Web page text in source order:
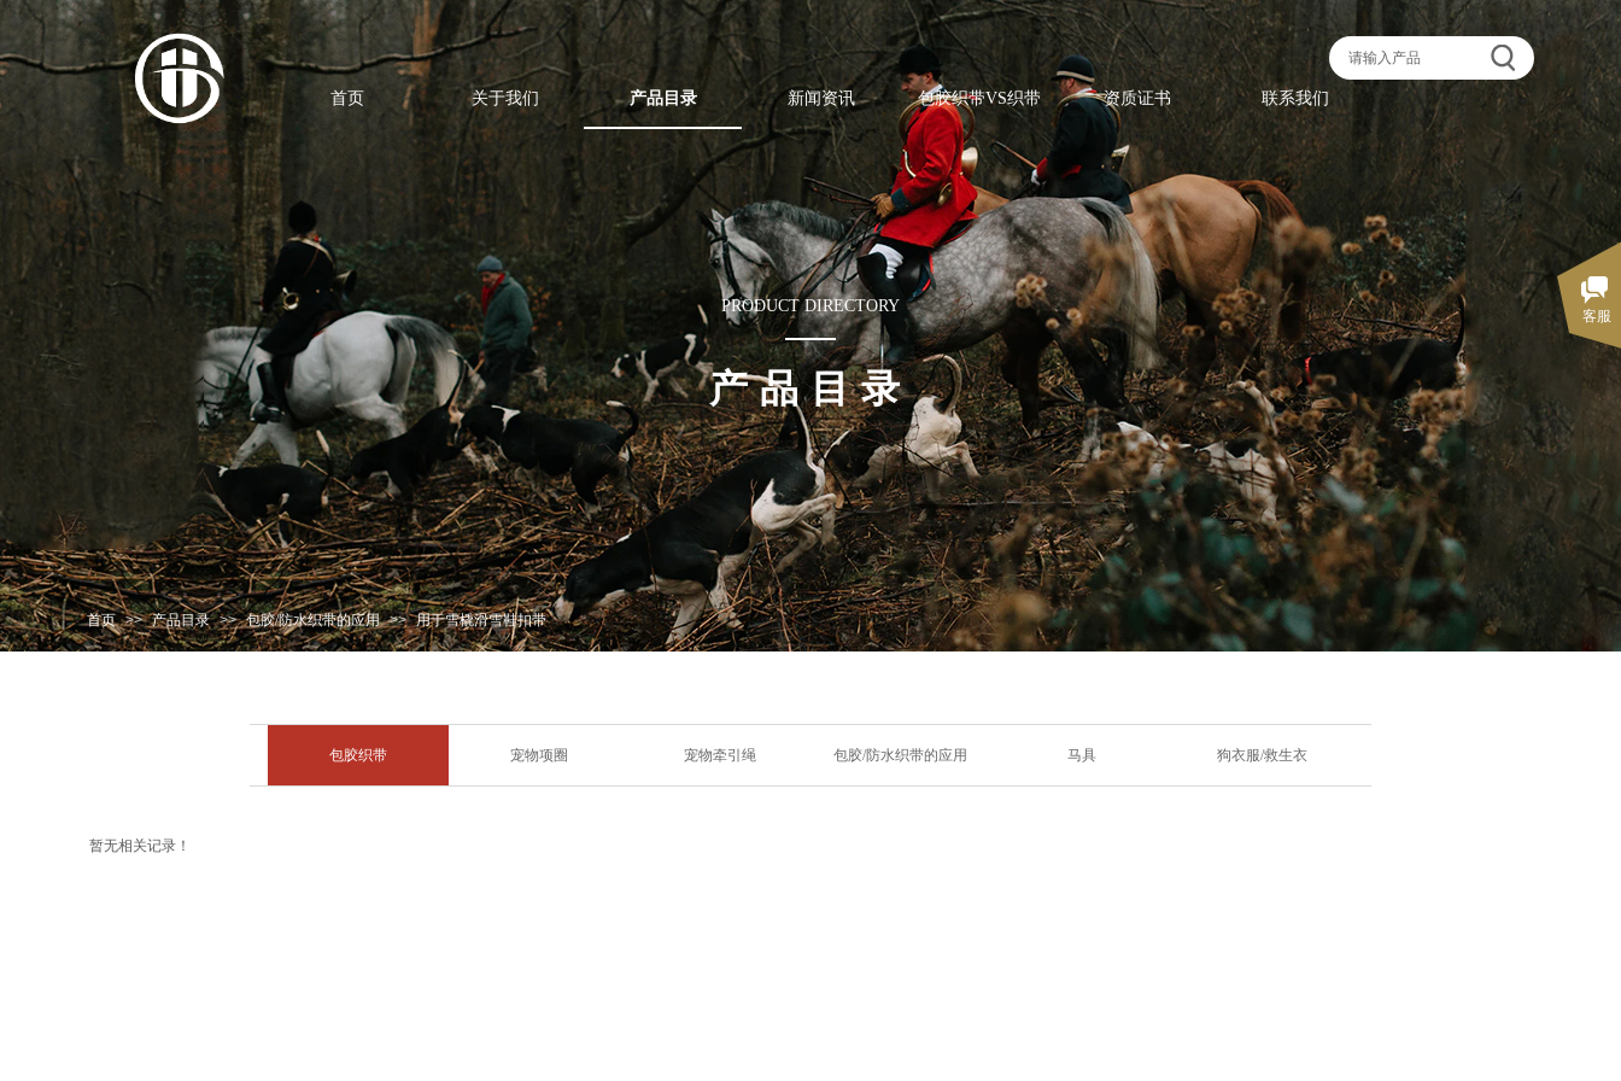
首页 关于我们 产品目录 新闻资讯 包胶织带VS织带 资质证书 联系我们
PRODUCT DIRECTORY
产品目录
首页 >> 产品目录 >> 包胶/防水织带的应用 >> 用于雪橇滑雪鞋扣带
包胶织带 宠物项圈 宠物牵引绳 包胶/防水织带的应用 马具 狗衣服/救生衣
暂无相关记录！
客服